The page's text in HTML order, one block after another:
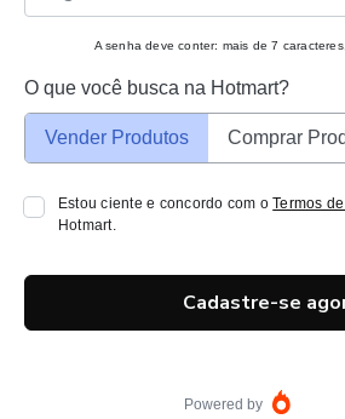
A senha deve conter: mais de 7
O que você busca na Hotmart?
Vender Produtos Comprar
Estou ciente e concordo com oTermos
Hotmart.
Cadastre-se
Powered by